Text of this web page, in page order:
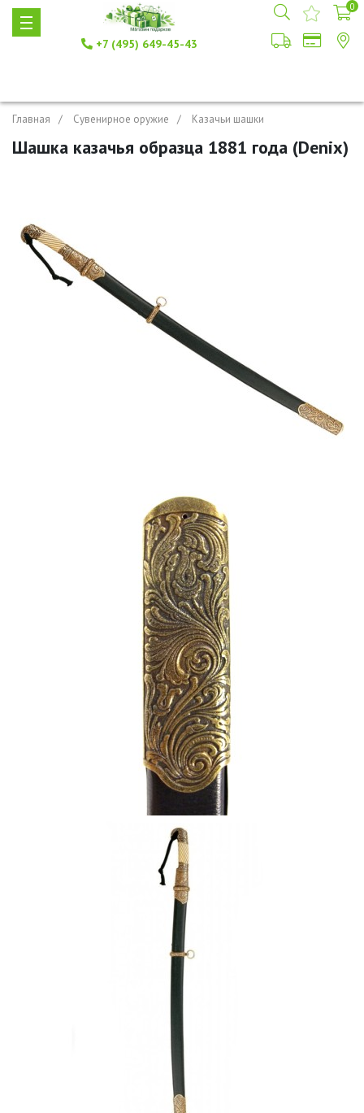
+7 (495) 649-45-43
0
Главная Сувенирное оружие Казачьи шашки
Шашка казачья образца 1881 года (Denix)